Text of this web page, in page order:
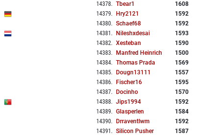
14378. Tbear1 1608
14379. Hry2121 1592
14380. Schaef68 1592
14381 . Nileshxdesai 1593
14382. Xesteban 1590
14383. Manfred Heinrich 1500
14384. Thomas Prada 1569
14385. Dougn13111 1557
14386. Fischer16 1595
14387. Docinho 1570
14388. Jips1994 1592
14389. Glasperlen 1584
14390. Drraventlwm 1592
14391 . Silicon Pusher 1587